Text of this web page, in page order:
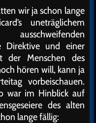
wir ja schon lange
uneträglichem
Direktive und einer
der Menschen des
hören will, kann ja
vorbeischauen.
war im Hinblick auf
des alten
lange fällig: